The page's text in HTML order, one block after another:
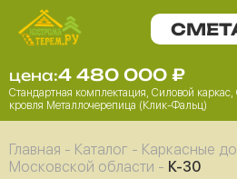
Главная - Каталог - Каркасные
Московской области - К-30
цена:4 480 000 ₽
Стандартная комплектация, Силовой
кровля Металлочерепица (Клик-Фальц)